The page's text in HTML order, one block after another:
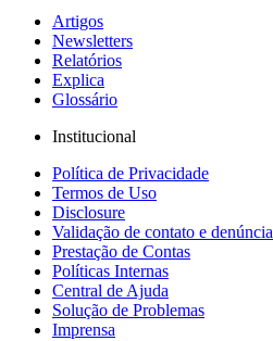
Artigos
Newsletters
Relatórios
Explica
Glossário
Institucional
Política de Privacidade
Termos de Uso
Disclosure
Validação de contato e denúncia
Prestação de Contas
Políticas Internas
Central de Ajuda
Solução de Problemas
Imprensa